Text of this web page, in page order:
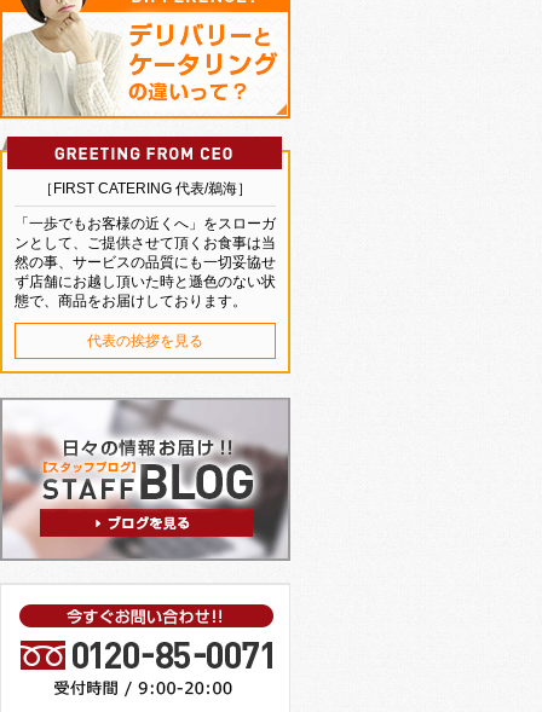
［FIRST CATERING 代表/鵜海］
「一歩でもお客様の近くへ」をスローガ
ンとして、ご提供させて頂くお食事は当
然の事、サービスの品質にも一切妥協せ
ず店舗にお越し頂いた時と遜色のない状
態で、商品をお届けしております。
代表の挨拶を見る